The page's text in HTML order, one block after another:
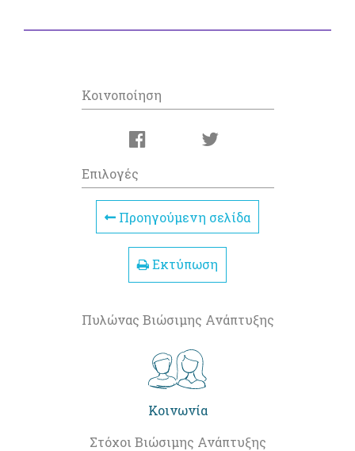
Κοινοποίηση
Επιλογές
Προηγούμενη σελίδα
Εκτύπωση
Πυλώνας Βιώσιμης Ανάπτυξης
Κοινωνία
Στόχοι Βιώσιμης Ανάπτυξης